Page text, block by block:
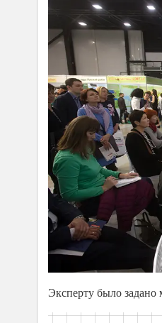
Эксперту было